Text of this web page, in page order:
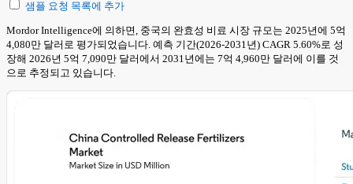
샘플 요청 목록에 추가
Mordor Intelligence에 의하면, 중국의 완효성 비료 시장 규모는 2025년에 5억
4,080만 달러로 평가되었습니다. 예측 기간(2026-2031년) CAGR 5.60%로 성
장해 2026년 5억 7,090만 달러에서 2031년에는 7억 4,960만 달러에 이를 것
으로 추정되고 있습니다.